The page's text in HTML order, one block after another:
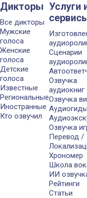
Дикторы
Все дикторы
Мужские
голоса
Женские
голоса
Детские
голоса
Известные
Региональные
Иностранные
Кто озвучил
Услуги
Сценарии
Озвучка
аудиокниг
Озвучка
Озвучка
Перевод /
Хрономер
Школа
ИИ
Рейтинги
Статьи